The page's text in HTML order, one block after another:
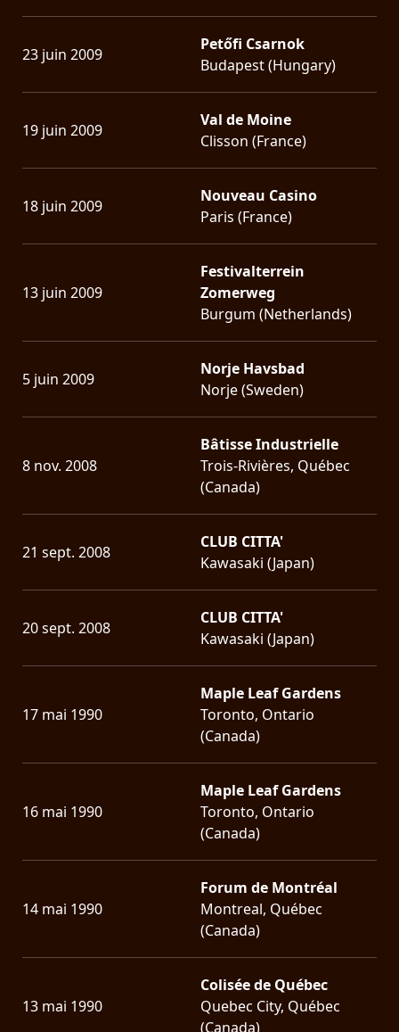
23 juin 2009
Petőfi Csarnok
Budapest (Hungary)
19 juin 2009
Val de Moine
Clisson (France)
18 juin 2009
Nouveau Casino
Paris (France)
13 juin 2009
Festivalterrein
Zomerweg
Burgum (Netherlands)
5 juin 2009
Norje Havsbad
Norje (Sweden)
8 nov. 2008
Bâtisse Industrielle
Trois-Rivières, Québec
(Canada)
21 sept. 2008
CLUB CITTA'
Kawasaki (Japan)
20 sept. 2008
CLUB CITTA'
Kawasaki (Japan)
17 mai 1990
Maple Leaf Gardens
Toronto, Ontario
(Canada)
16 mai 1990
Maple Leaf Gardens
Toronto, Ontario
(Canada)
14 mai 1990
Forum de Montréal
Montreal, Québec
(Canada)
13 mai 1990
Colisée de Québec
Quebec City, Québec
(Canada)